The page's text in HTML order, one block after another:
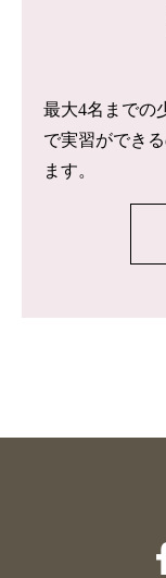
最大4名までの
で実習ができ
ます。